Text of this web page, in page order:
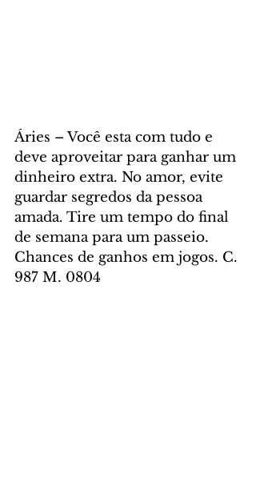
Áries – Você esta com tudo e
deve aproveitar para ganhar um
dinheiro extra. No amor, evite
guardar segredos da pessoa
amada. Tire um tempo do final
de semana para um passeio.
Chances de ganhos em jogos. C.
987 M. 0804